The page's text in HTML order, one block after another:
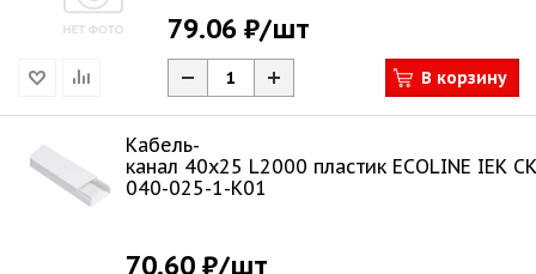
79.06 ₽/шт
В корзину
Кабель-
канал 40х25 L2000 пластик ECOLINE IEK
040-025-1-K01
70.60 ₽/шт